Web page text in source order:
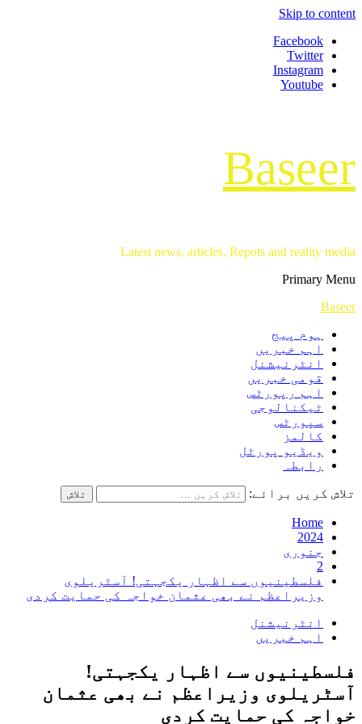
Skip to content
Facebook
Twitter
Instagram
Youtube
Baseer
Latest news, articles, Repots and reality media
Primary Menu
Baseer
ہوم پیج
اہم خبریں
انٹرنیشنل
قومی خبریں
اہم رپورٹس
ٹیکنالوجی
سپورٹس
کالمز
ویڈیو پورٹل
رابطہ
تلاش کریں برائے:
Home
2024
جنوری
2
فلسطینیوں سے اظہار یکجہتی! آسٹریلوی
وزیراعظم نے بھی عثمان خواجہ کی حمایت کردی
انٹرنیشنل
اہم خبریں
فلسطینیوں سے اظہار یکجہتی!
آسٹریلوی وزیراعظم نے بھی عثمان
خواجہ کی حمایت کردی